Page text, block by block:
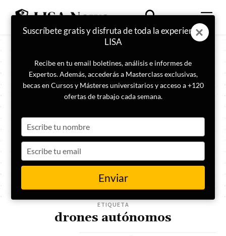
ETIQUETA
drones autónomos
Suscríbete gratis y disfruta de toda la experiencia
LISA
Recibe en tu email boletines, análisis e informes de
Expertos. Además, accederás a Masterclass exclusivas,
becas en Cursos y Másteres universitarios y acceso a +120
ofertas de trabajo cada semana.
your
name
your
email
Enviar